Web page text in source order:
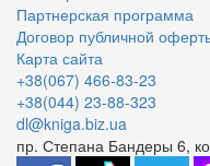
Партнерская программа
Договор публичной
Карта сайта
+38(067) 466-83-23
+38(044) 23-88-323
dl@kniga.biz.ua
пр. Степана Бандеры 6,